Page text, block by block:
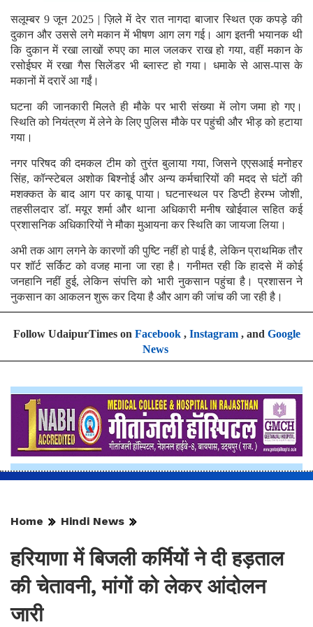
सलूम्बर 9 जून 2025 | ज़िले में देर रात नागदा बाजार स्थित एक कपड़े की
दुकान और उससे लगे मकान में भीषण आग लग गई। आग इतनी भयानक थी
कि दुकान में रखा लाखों रुपए का माल जलकर राख हो गया, वहीं मकान के
रसोईघर में रखा गैस सिलेंडर भी ब्लास्ट हो गया। धमाके से आस-पास के
मकानों में दरारें आ गईं।
घटना की जानकारी मिलते ही मौके पर भारी संख्या में लोग जमा हो गए।
स्थिति को नियंत्रण में लेने के लिए पुलिस मौके पर पहुंची और भीड़ को हटाया
गया।
नगर परिषद की दमकल टीम को तुरंत बुलाया गया, जिसने एएसआई मनोहर
सिंह, कॉन्स्टेबल अशोक बिश्नोई और अन्य कर्मचारियों की मदद से घंटों की
मशक्कत के बाद आग पर काबू पाया। घटनास्थल पर डिप्टी हेरम्भ जोशी,
तहसीलदार डॉ. मयूर शर्मा और थाना अधिकारी मनीष खोईवाल सहित कई
प्रशासनिक अधिकारियों ने मौका मुआयना कर स्थिति का जायजा लिया।
अभी तक आग लगने के कारणों की पुष्टि नहीं हो पाई है, लेकिन प्राथमिक तौर
पर शॉर्ट सर्किट को वजह माना जा रहा है। गनीमत रही कि हादसे में कोई
जनहानि नहीं हुई, लेकिन संपत्ति को भारी नुकसान पहुंचा है। प्रशासन ने
नुकसान का आकलन शुरू कर दिया है और आग की जांच की जा रही है।
Follow UdaipurTimes on Facebook, Instagram, and Google
News
Home Hindi News
हरियाणा में बिजली कर्मियों ने दी हड़ताल
की चेतावनी, मांगों को लेकर आंदोलन
जारी